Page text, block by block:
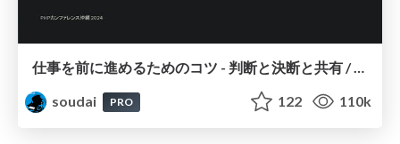
仕事を前に進めるためのコツ - 判断と決断と共有 / Aim for the goal
soudai
PRO 122 110k